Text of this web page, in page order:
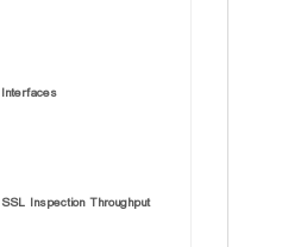
Interfaces
SSL Inspection Throughput